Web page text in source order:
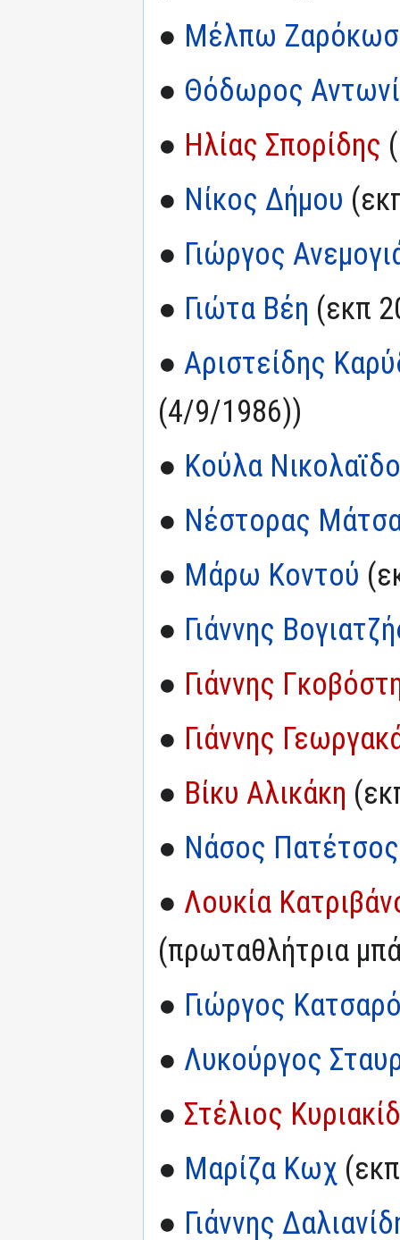
● Μέλπω
● Θόδωρος
● Ηλίας Σπορίδης
● Νίκος Δήμου
● Γιώργος
● Γιώτα Βέη (εκπ
● Αριστείδης
(4/9/1986))
● Κούλα
● Νέστορας
● Μάρω Κοντού
● Γιάννης
● Γιάννης
● Γιάννης
● Βίκυ Αλικάκη
● Νάσος Πατέτσος
● Λουκία
(πρωταθλήτρια
● Γιώργος
● Λυκούργος
● Στέλιος
● Μαρίζα Κωχ
● Γιάννης